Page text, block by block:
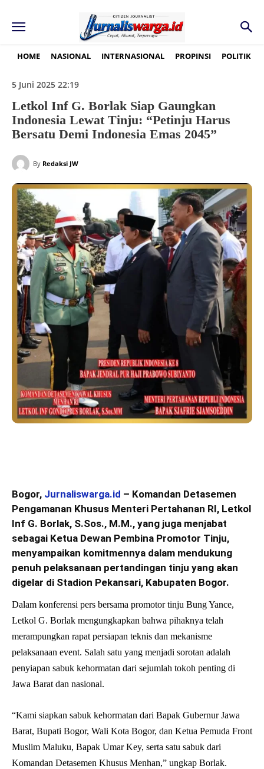
HOME NASIONAL INTERNASIONAL PROPINSI POLITIK
5 Juni 2025 22:19
Letkol Inf G. Borlak Siap Gaungkan
Indonesia Lewat Tinju: “Petinju Harus
Bersatu Demi Indonesia Emas 2045”
By Redaksi JW
Bogor, Jurnaliswarga.id – Komandan Detasemen
Pengamanan Khusus Menteri Pertahanan RI, Letkol
Inf G. Borlak, S.Sos., M.M., yang juga menjabat
sebagai Ketua Dewan Pembina Promotor Tinju,
menyampaikan komitmennya dalam mendukung
penuh pelaksanaan pertandingan tinju yang akan
digelar di Stadion Pekansari, Kabupaten Bogor.
Dalam konferensi pers bersama promotor tinju Bung Yance,
Letkol G. Borlak mengungkapkan bahwa pihaknya telah
merampungkan rapat persiapan teknis dan mekanisme
pelaksanaan event. Salah satu yang menjadi sorotan adalah
penyiapan sabuk kehormatan dari sejumlah tokoh penting di
Jawa Barat dan nasional.
“Kami siapkan sabuk kehormatan dari Bapak Gubernur Jawa
Barat, Bupati Bogor, Wali Kota Bogor, dan Ketua Pemuda Front
Muslim Maluku, Bapak Umar Key, serta satu sabuk dari
Komandan Detasemen Khusus Menhan,” ungkap Borlak.